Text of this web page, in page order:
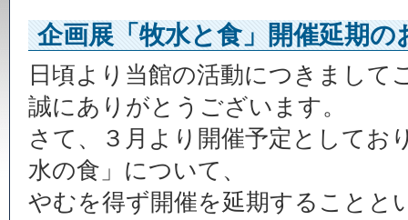
企画展「牧水と食」開催延期の
日頃より当館の活動につきまして
誠にありがとうございます。
さて、３月より開催予定としてお
水の食」について、
やむを得ず開催を延期することと